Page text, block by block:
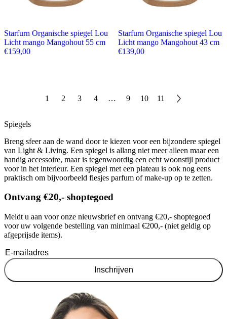
Starfurn Organische spiegel Lou
Licht mango Mangohout 55 cm
€159,00
Starfurn Organische spiegel Lou
Licht mango Mangohout 43 cm
€139,00
1 2 3 4 … 9 10 11
Spiegels
Breng sfeer aan de wand door te kiezen voor een bijzondere spiegel
van Light & Living. Een spiegel is allang niet meer alleen maar een
handig accessoire, maar is tegenwoordig een echt woonstijl product
voor in het interieur. Een spiegel met een plateau is ook nog eens
praktisch om bijvoorbeeld flesjes parfum of make-up op te zetten.
Ontvang €20,- shoptegoed
Meldt u aan voor onze nieuwsbrief en ontvang €20,- shoptegoed
voor uw volgende bestelling van minimaal €200,- (niet geldig op
afgeprijsde items).
Inschrijven